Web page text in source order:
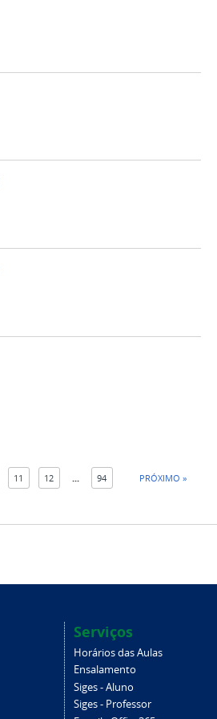
11 12 94 PRÓXIMO »
Serviços
Horários das Aulas
Ensalamento
Siges - Aluno
Siges - Professor